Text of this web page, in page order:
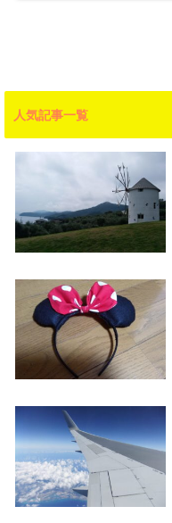
人気記事一覧